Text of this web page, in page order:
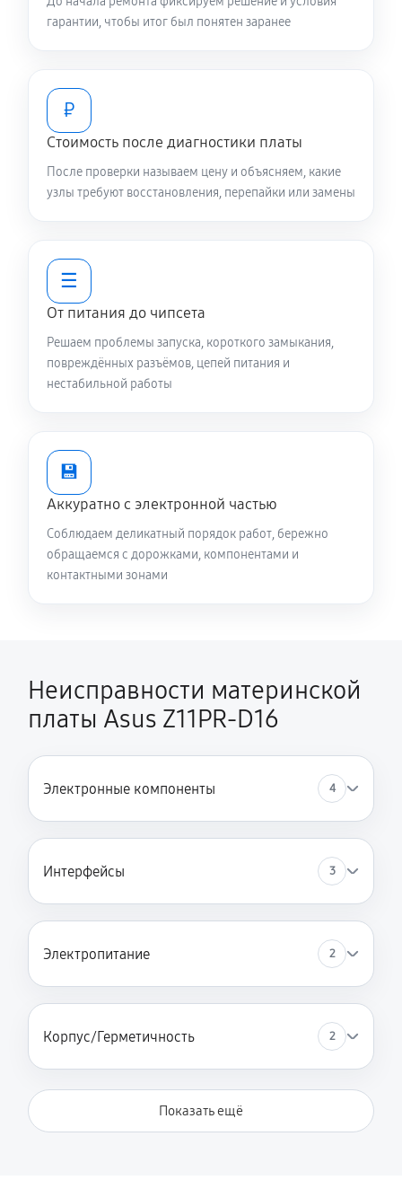
гарантии, чтобы итог был понятен заранее
₽
Стоимость после диагностики платы
После проверки называем цену и объясняем, какие
узлы требуют восстановления, перепайки или замены
☰
От питания до чипсета
Решаем проблемы запуска, короткого замыкания,
повреждённых разъёмов, цепей питания и
нестабильной работы
💾
Аккуратно с электронной частью
Соблюдаем деликатный порядок работ, бережно
обращаемся с дорожками, компонентами и
контактными зонами
Неисправности материнской
платы Asus Z11PR-D16
Электронные компоненты 4
Интерфейсы 3
Электропитание 2
Корпус/Герметичность 2
Показать ещё